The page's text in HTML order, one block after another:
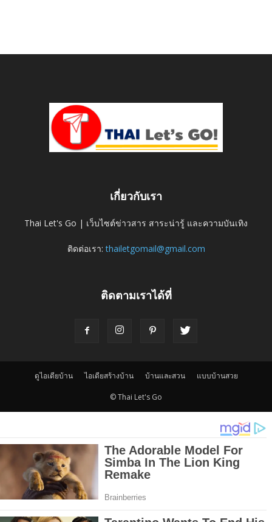
เกี่ยวกับเรา
Thai Let's Go | เว็บไซต์ข่าวสาร สาระน่ารู้ และความบันเทิง
ติดต่อเรา:thailetgomail@gmail.com
ติดตามเราได้ที่
ดูไอเดียบ้าน ไอเดียสร้างบ้าน บ้านและสวน แบบบ้านสวย
© Thai Let's Go